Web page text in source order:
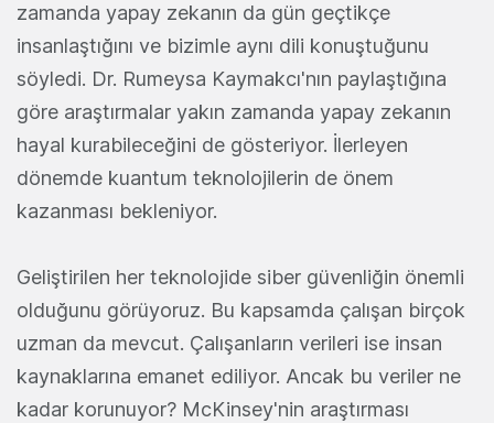
zamanda yapay zekanın da gün geçtikçe
insanlaştığını ve bizimle aynı dili konuştuğunu
söyledi. Dr. Rumeysa Kaymakcı'nın paylaştığına
göre araştırmalar yakın zamanda yapay zekanın
hayal kurabileceğini de gösteriyor. İlerleyen
dönemde kuantum teknolojilerin de önem
kazanması bekleniyor.
Geliştirilen her teknolojide siber güvenliğin önemli
olduğunu görüyoruz. Bu kapsamda çalışan birçok
uzman da mevcut. Çalışanların verileri ise insan
kaynaklarına emanet ediliyor. Ancak bu veriler ne
kadar korunuyor? McKinsey'nin araştırması